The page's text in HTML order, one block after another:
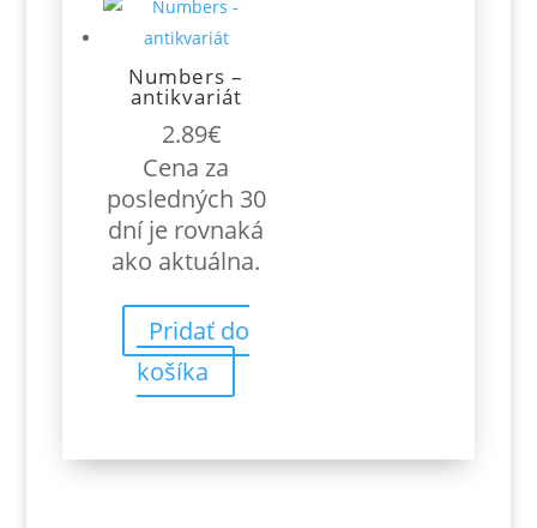
Numbers –
antikvariát
2.89€
Cena za
posledných 30
dní je rovnaká
ako aktuálna.
Pridať do
košíka